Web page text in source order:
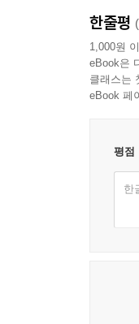
한줄평
1,000원
eBook은
클래스는
eBook 페
평점
한